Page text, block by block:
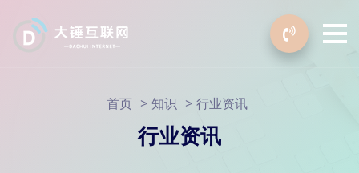
首页 > 知识 > 行业资讯
行业资讯